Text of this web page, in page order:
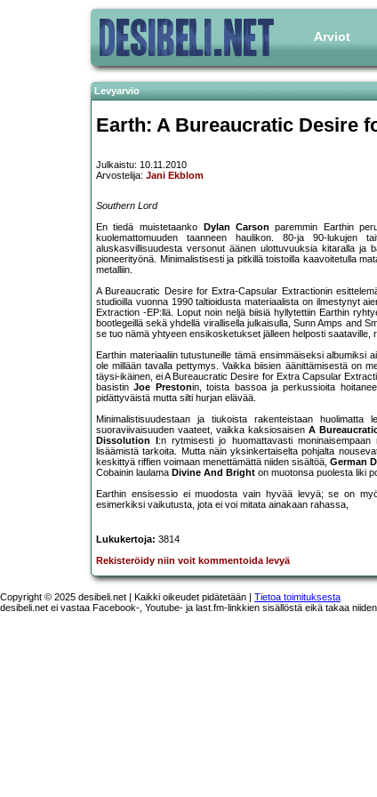
Arviot
Levyarvio
Earth: A Bureaucratic Desire
Julkaistu: 10.11.2010
Arvostelija: Jani Ekblom
Southern Lord
En tiedä muistetaanko
Dylan Carson paremmin Earthin
kuolemattomuuden taanneen haulikon. 80-ja 90-lukujen
aluskasvillisuudesta versonut äänen ulottuvuuksia kitaralla ja
pioneerityönä. Minimalistisesti ja pitkillä toistoilla kaavoitetulla
metalliin.
A Bureaucratic Desire for Extra-Capsular Extractionin
studioilla vuonna 1990 taltioidusta materiaalista on ilmestynyt
Extraction -EP:llä. Loput noin neljä biisiä hyllytettiin Earthin
bootlegeillä sekä yhdellä virallisella julkaisulla, Sunn Amps and
se tuo nämä yhtyeen ensikosketukset jälleen helposti saataville,
Earthin materiaaliin tutustuneille tämä ensimmäiseksi
ole millään tavalla pettymys. Vaikka biisien äänittämisestä on
täysi-ikäinen, ei A Bureaucratic Desire for Extra Capsular
basistinJoe Prestonin, toista bassoa ja perkussioita
pidättyväistä mutta silti hurjan elävää.
Minimalistisuudestaan ja tiukoista rakenteistaan
suoraviivaisuuden vaateet, vaikka kaksiosaisen A
Dissolution I :n rytmisesti jo huomattavasti
lisäämistä tarkoita. Mutta näin yksinkertaiselta pohjalta
keskittyä riffien voimaan menettämättä niiden sisältöä,German
Cobainin laulama Divine And Bright on muotonsa puolesta liki
Earthin ensisessio ei muodosta vain hyvää levyä; se on
esimerkiksi vaikutusta, jota ei voi mitata ainakaan rahassa,
Lukukertoja: 3814
Rekisteröidy niin voit kommentoida levyä
Copyright © 2025 desibeli.net | Kaikki oikeudet pidätetään | Tietoa toimituksesta
desibeli.net ei vastaa Facebook-, Youtube- ja last.fm-linkkien sisällöstä eikä takaa